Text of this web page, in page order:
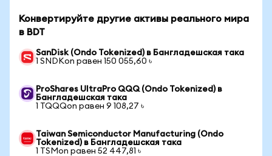
Конвертируйте другие активы реального мира
в BDT
SanDisk (Ondo Tokenized) в Бангладешская така
1 SNDKon равен 150 055,60 ৳
ProShares UltraPro QQQ (Ondo Tokenized) в
Бангладешская така
1 TQQQon равен 9 108,27 ৳
Taiwan Semiconductor Manufacturing (Ondo
Tokenized) в Бангладешская така
1 TSMon равен 52 447,81 ৳